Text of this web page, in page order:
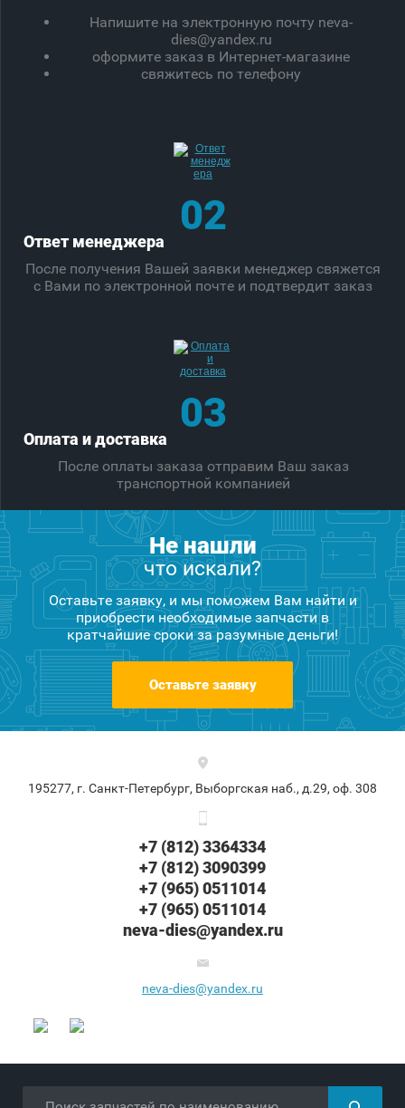
Напишите на электронную почту neva-
dies@yandex.ru
оформите заказ в Интернет-магазине
свяжитесь по телефону
02
Ответ менеджера
После получения Вашей заявки менеджер свяжется
с Вами по электронной почте и подтвердит заказ
03
Оплата и доставка
После оплаты заказа отправим Ваш заказ
транспортной компанией
Не нашли
что искали?
Оставьте заявку, и мы поможем Вам найти и
приобрести необходимые запчасти в
кратчайшие сроки за разумные деньги!
Оставьте заявку
195277, г. Санкт-Петербург, Выборгская наб., д.29, оф. 308
+7 (812) 3364334
+7 (812) 3090399
+7 (965) 0511014
+7 (965) 0511014
neva-dies@yandex.ru
neva-dies@yandex.ru